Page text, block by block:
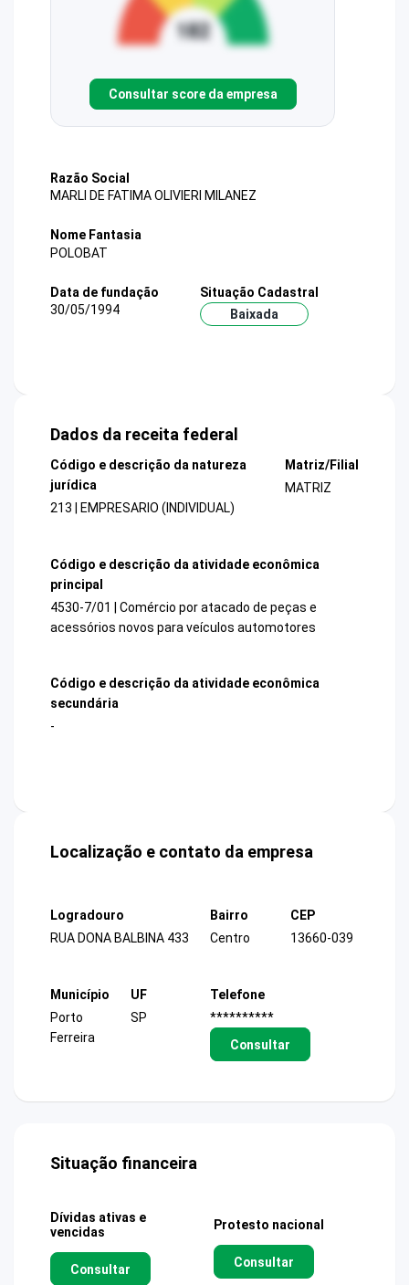
Consultar score da empresa
Razão Social
MARLI DE FATIMA OLIVIERI MILANEZ
Nome Fantasia
POLOBAT
Data de fundação
30/05/1994
Situação Cadastral
Baixada
Dados da receita federal
Código e descrição da natureza
jurídica
213 | EMPRESARIO (INDIVIDUAL)
Matriz/Filial
MATRIZ
Código e descrição da atividade econômica
principal
4530-7/01 | Comércio por atacado de peças e
acessórios novos para veículos automotores
Código e descrição da atividade econômica
secundária
-
Localização e contato da empresa
Logradouro
RUA DONA BALBINA 433
Bairro
Centro
CEP
13660-039
Município
Porto
Ferreira
UF
SP
Telefone
**********
Consultar
Situação financeira
Dívidas ativas e
vencidas
Consultar
Protesto nacional
Consultar